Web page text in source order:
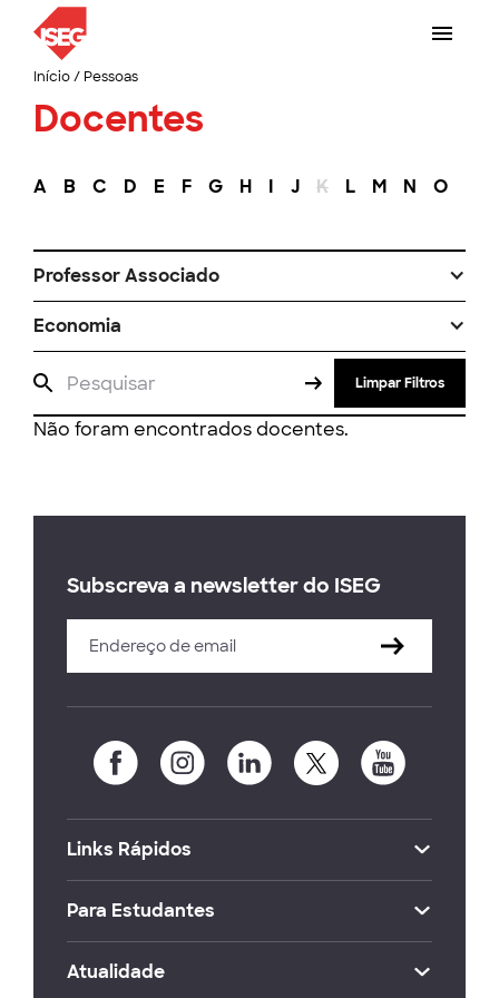
Início/ Pessoas
Docentes
A B C D E F G H I J K L M N O
Professor Associado
Economia
Limpar Filtros
Não foram encontrados docentes.
Subscreva a newsletter do ISEG
Links Rápidos
Para Estudantes
Atualidade